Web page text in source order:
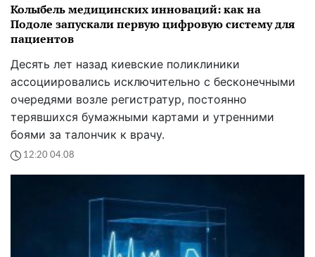
Колыбель медицинских инноваций: как на
Подоле запускали первую цифровую систему для
пациентов
Десять лет назад киевские поликлиники
ассоциировались исключительно с бесконечными
очередями возле регистратур, постоянно
терявшихся бумажными картами и утренними
боями за талончик к врачу.
12:20 04.08